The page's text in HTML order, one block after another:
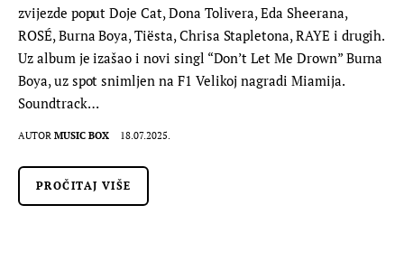
zvijezde poput Doje Cat, Dona Tolivera, Eda Sheerana,
ROSÉ, Burna Boya, Tiësta, Chrisa Stapletona, RAYE i drugih.
Uz album je izašao i novi singl “Don’t Let Me Drown” Burna
Boya, uz spot snimljen na F1 Velikoj nagradi Miamija.
Soundtrack…
AUTOR MUSIC BOX 18.07.2025.
PROČITAJ VIŠE